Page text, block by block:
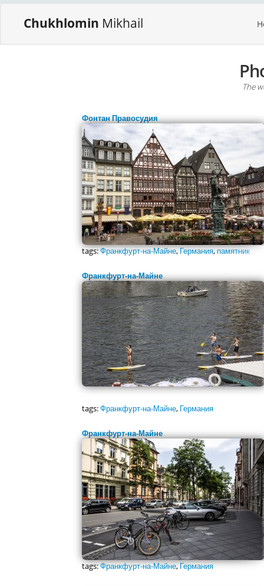
Chukhlomin Mikhail
The
Фонтан Правосудия
tags:Франкфурт-на-Майне,Германия,памятник
Франкфурт-на-Майне
tags:Франкфурт-на-Майне, Германия
Франкфурт-на-Майне
tags:Франкфурт-на-Майне,Германия